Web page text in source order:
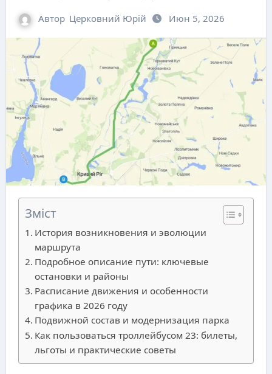
Автор Церковний Юрій Июн 5, 2026
Зміст
История возникновения и эволюции
маршрута
Подробное описание пути: ключевые
остановки и районы
Расписание движения и особенности
графика в 2026 году
Подвижной состав и модернизация парка
Как пользоваться троллейбусом 23: билеты,
льготы и практические советы